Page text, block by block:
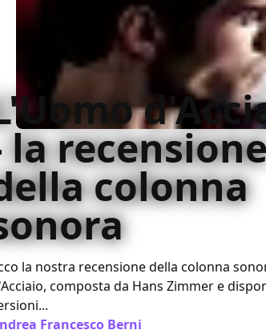
la
colonna
la nostra recensione della colonna
composta da Hans Zimmer e
Francesco Berni